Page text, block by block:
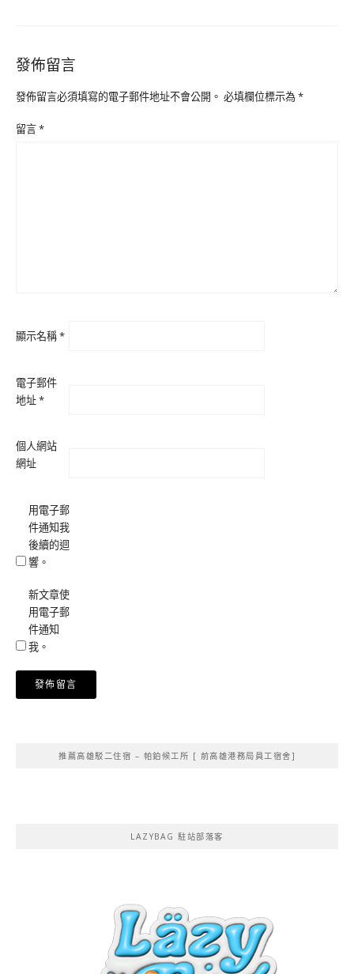
發佈留言
發佈留言必須填寫的電子郵件地址不會公開。 必填欄位標示為*
留言*
顯示名稱*
電子郵件
地址*
個人網站
網址
用電子郵
件通知我
後續的迴
響。
新文章使
用電子郵
件通知
我。
推薦高雄駁二住宿 – 帕鉑候工所 [ 前高雄港務局員工宿舍]
LAZYBAG 駐站部落客